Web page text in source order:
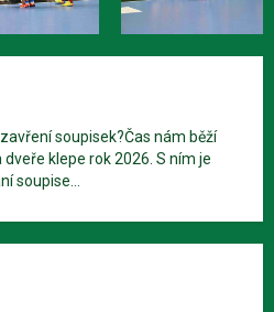
soupisek?Čas nám běží
klepe rok 2026. S ním je
soupise...